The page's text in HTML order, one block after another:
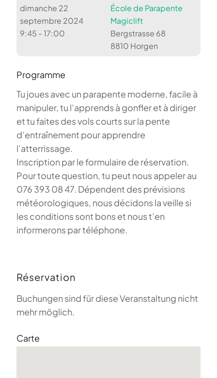
dimanche 22
septembre 2024
9:45 - 17:00
École de Parapente
Magiclift
Bergstrasse 68
8810 Horgen
Programme
Tu joues avec un parapente moderne, facile à
manipuler, tu l’apprends à gonfler et à diriger
et tu faites des vols courts sur la pente
d’entraînement pour apprendre
l’atterrissage.
Inscription par le formulaire de réservation.
Pour toute question, tu peut nous appeler au
076 393 08 47. Dépendent des prévisions
météorologiques, nous décidons la veille si
les conditions sont bons et nous t’en
informerons par téléphone.
Réservation
Buchungen sind für diese Veranstaltung nicht
mehr möglich.
Carte